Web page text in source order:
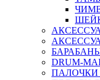
DRUM-
ПАЛОЧКИ